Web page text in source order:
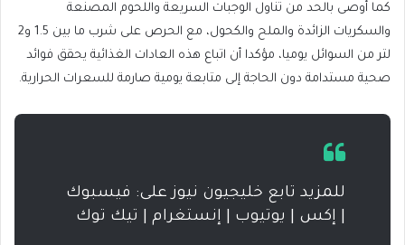
كما أوصى بالحد من تناول الوجبات السريعة واللحوم المصنعة
والسكريات الزائدة والملح والكحول، مع الحرص على شرب ما بين 1.5 و2
لتر من السوائل يوميا، مؤكدا أن اتباع هذه العادات الغذائية يحقق فوائد
صحية مستدامة دون الحاجة إلى متابعة يومية صارمة للسعرات الحرارية.
للمزيد تابع خليجيون نيوز على: فيسبوك
| إكس | يوتيوب | إنستغرام | تيك توك